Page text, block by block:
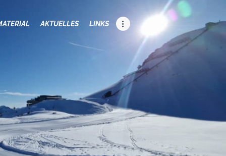
AKTUELLES LINKS